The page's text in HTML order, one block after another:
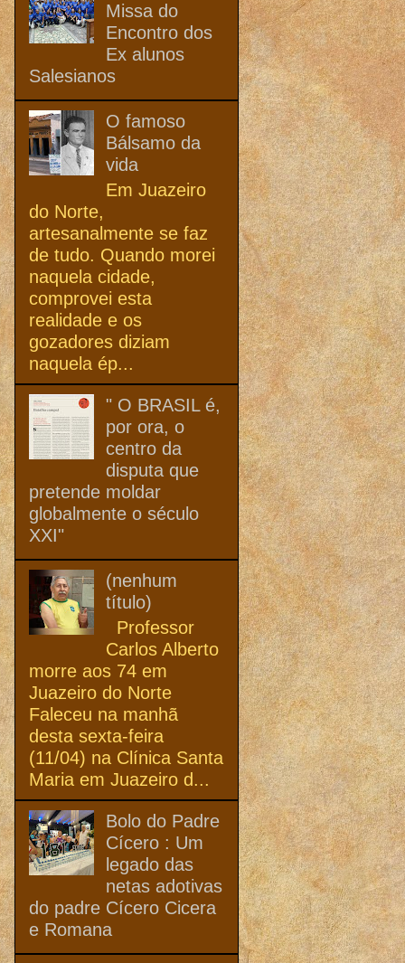
Missa do
Encontro dos
Ex alunos
Salesianos
O famoso
Bálsamo da
vida
Em Juazeiro
do Norte,
artesanalmente se faz
de tudo. Quando morei
naquela cidade,
comprovei esta
realidade e os
gozadores diziam
naquela ép...
" O BRASIL é,
por ora, o
centro da
disputa que
pretende moldar
globalmente o século
XXI"
(nenhum
título)
Professor
Carlos Alberto
morre aos 74 em
Juazeiro do Norte
Faleceu na manhã
desta sexta-feira
(11/04) na Clínica Santa
Maria em Juazeiro d...
Bolo do Padre
Cícero : Um
legado das
netas adotivas
do padre Cícero Cicera
e Romana